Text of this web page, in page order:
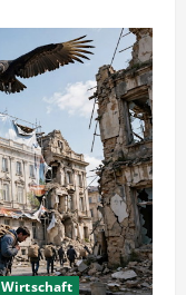
Wirtschaft